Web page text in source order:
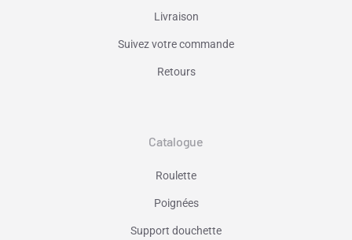
Livraison
Suivez votre commande
Retours
Catalogue
Roulette
Poignées
Support douchette